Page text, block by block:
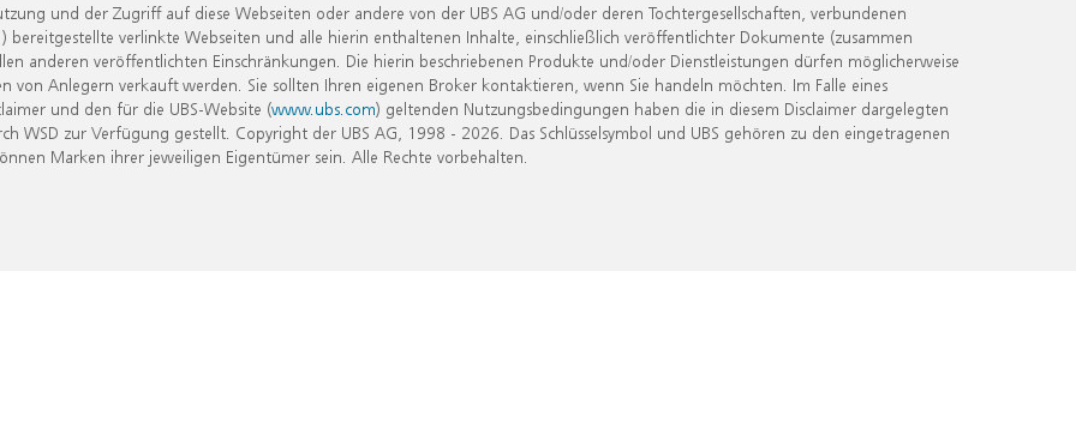
und der Zugriff auf diese Webseiten oder andere von der UBS AG und/oder deren Tochtergesellschaften, verbundenen
verlinkte Webseiten und alle hierin enthaltenen Inhalte, einschließlich veröffentlichter Dokumente (zusammen
anderen veröffentlichten Einschränkungen. Die hierin beschriebenen Produkte und/oder Dienstleistungen dürfen möglicherweise
Anlegern verkauft werden. Sie sollten Ihren eigenen Broker kontaktieren, wenn Sie handeln möchten. Im Falle eines
und den für die UBS-Website (www.ubs.com) geltenden Nutzungsbedingungen haben die in diesem Disclaimer dargelegten
zur Verfügung gestellt. Copyright der UBS AG, 1998 - 2026. Das Schlüsselsymbol und UBS gehören zu den eingetragenen
Marken ihrer jeweiligen Eigentümer sein. Alle Rechte vorbehalten.